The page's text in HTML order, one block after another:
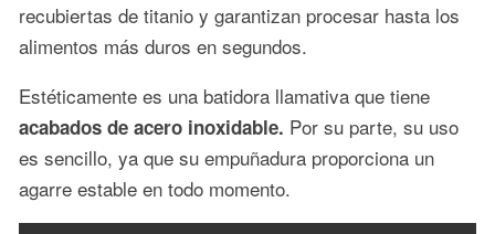
recubiertas de titanio y garantizan procesar hasta los
alimentos más duros en segundos.
Estéticamente es una batidora llamativa que tiene
acabados de acero inoxidable. Por su parte, su uso
es sencillo, ya que su empuñadura proporciona un
agarre estable en todo momento.